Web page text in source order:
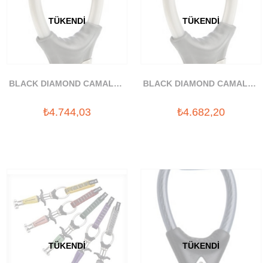
TÜKENDI
BLACK DIAMOND CAMALOT
₺4.744,03
TÜKENDI
BLACK DIAMOND CAMALOT
₺4.682,20
TÜKENDI TÜKENDI